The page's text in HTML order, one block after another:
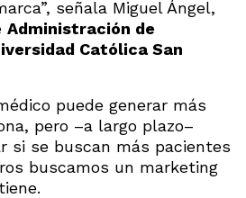
señala Miguel Ángel,
Administración de
Católica San
puede generar más
pero –a largo plazo–
si se buscan más pacientes
buscamos un marketing